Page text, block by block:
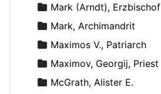
Mark (Arndt), Erzbischof
Mark, Archimandrit
Maximos V., Patriarch
Maximov, Georgij, Priest
McGrath, Alister E.